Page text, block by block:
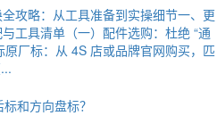
攻略：从工具准备到实操细节一、更
工具清单（一）配件选购：杜绝 “通
原厂标：从 4S 店或品牌官网购买，匹